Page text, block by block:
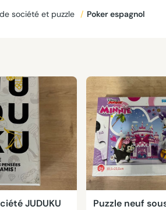
société et puzzle / poker espagnol
JUDUKU Puzzle neuf